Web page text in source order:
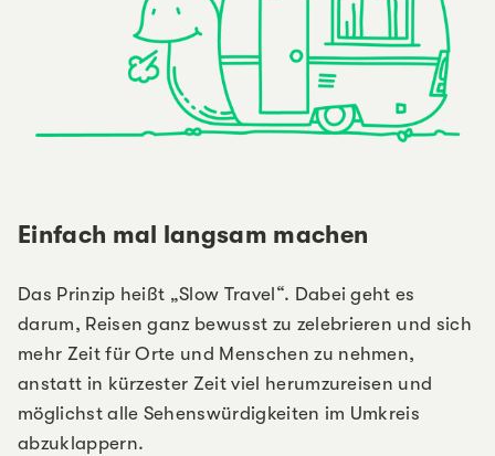
Einfach mal langsam machen
Das Prinzip heißt „Slow Travel“. Dabei geht es
darum, Reisen ganz bewusst zu zelebrieren und sich
mehr Zeit für Orte und Menschen zu nehmen,
anstatt in kürzester Zeit viel herumzureisen und
möglichst alle Sehenswürdigkeiten im Umkreis
abzuklappern.